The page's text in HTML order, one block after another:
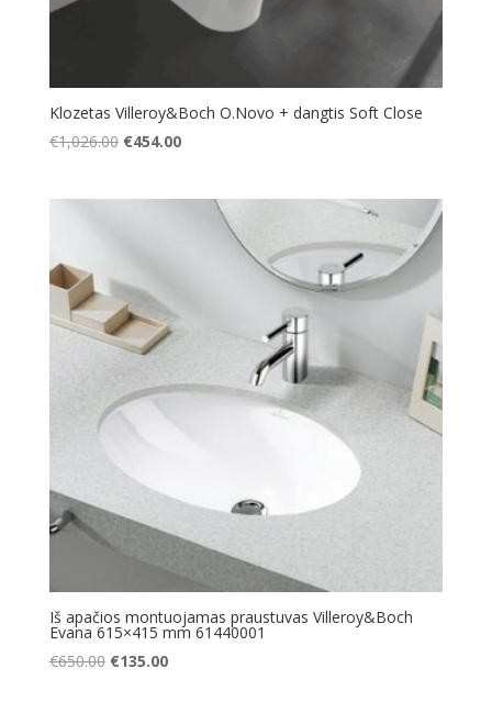
Klozetas Villeroy&Boch O.Novo + dangtis Soft Close
€1,026.00 Original
€454.00Current
€454.00.
Iš apačios montuojamas praustuvas Villeroy&Boch
Evana 615×415 mm 61440001
€650.00 Original
€135.00Current